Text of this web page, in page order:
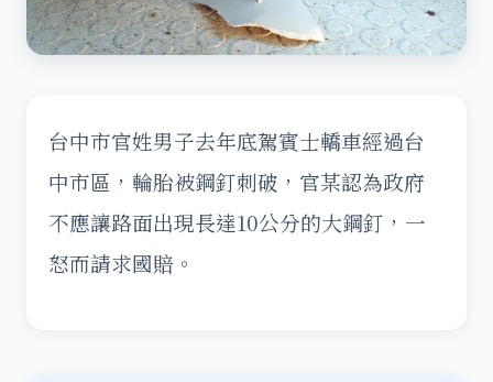
台中市官姓男子去年底駕賓士轎車經過台
中市區，輪胎被鋼釘刺破，官某認為政府
不應讓路面出現長達10公分的大鋼釘，一
怒而請求國賠。